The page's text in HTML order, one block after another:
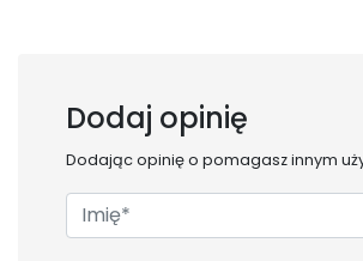
Dodaj opinię
Dodając opinię o pomagasz innym